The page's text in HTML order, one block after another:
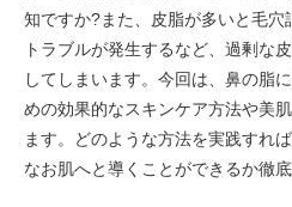
知ですか?また、皮脂が多いと毛
トラブルが発生するなど、過剰な
してしまいます。今回は、鼻の脂
めの効果的なスキンケア方法や美
ます。どのような方法を実践すれ
なお肌へと導くことができるか徹